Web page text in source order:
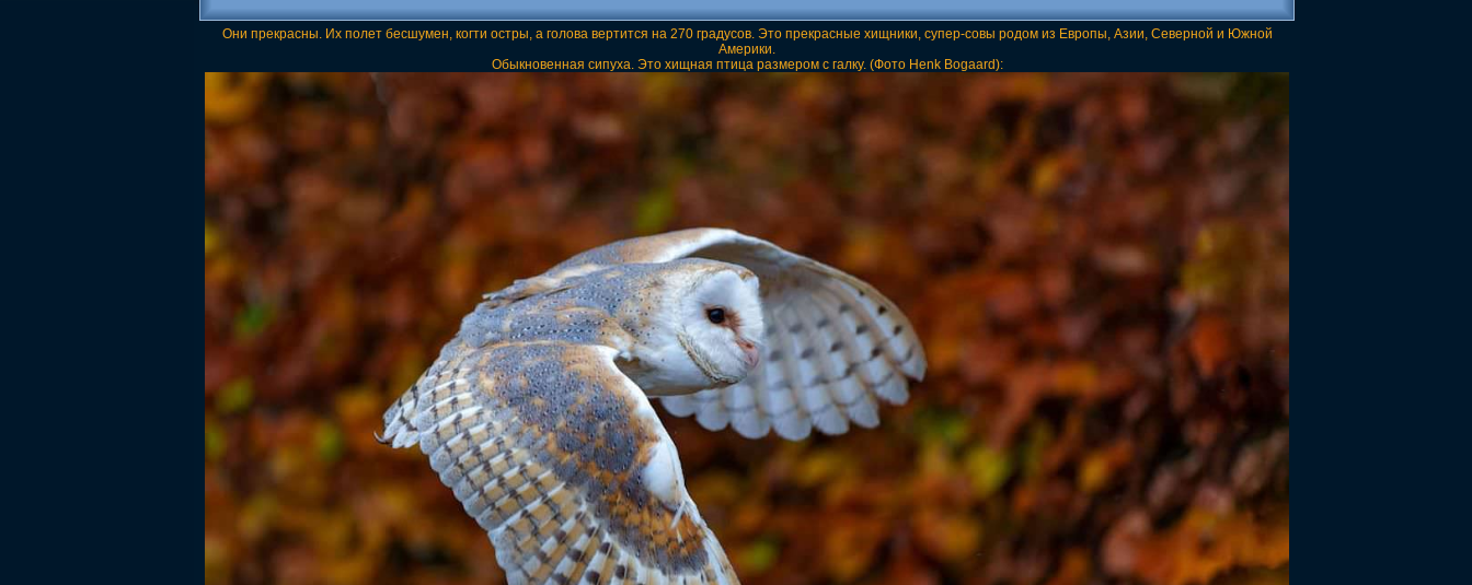
Они прекрасны. Их полет бесшумен, когти остры, а голова вертится на 270 градусов. Это прекрасные хищники, супер-совы родом из Европы, Азии, Северной и Южной
Америки.
Обыкновенная сипуха. Это хищная птица размером с галку. (Фото Henk Bogaard):